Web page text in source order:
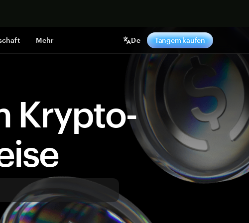
Mehr De Tangem kaufen
Krypto-